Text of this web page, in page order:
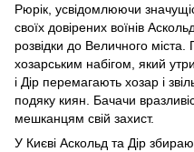
Рюрік, усвідомлюючи
своїх довірених воїнів
розвідки до Величного
хозарським набігом, який
і Дір перемагають хозар і
подяку киян. Бачачи
мешканцям свій захист.
У Києві Аскольд та Дір